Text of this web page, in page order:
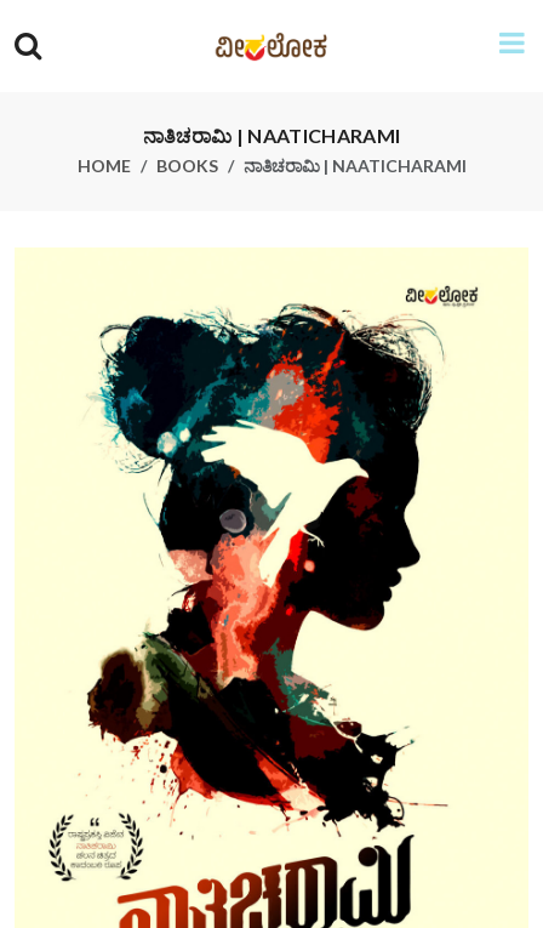
ನಾತಿಚರಾಮಿ | NAATICHARAMI
HOME BOOKS ನಾತಿಚರಾಮಿ | NAATICHARAMI